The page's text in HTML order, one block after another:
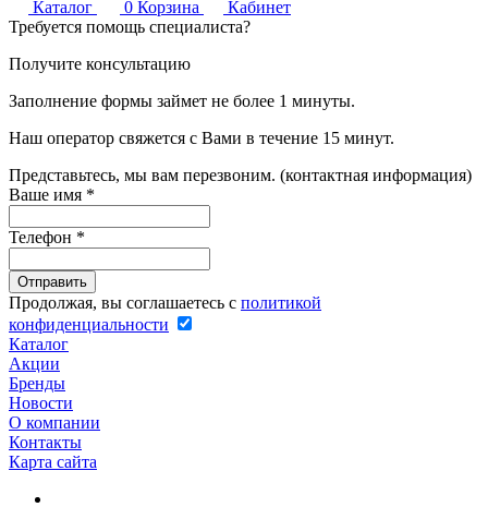
Каталог 0 Корзина
Кабинет
Требуется помощь специалиста?
Получите консультацию
Заполнение формы займет не более 1 минуты.
Наш оператор свяжется с Вами в течение 15 минут.
Представьтесь, мы вам перезвоним. (контактная информация)
Ваше имя *
Телефон *
Продолжая, вы соглашаетесь с политикой
конфиденциальности
Каталог
Акции
Бренды
Новости
О компании
Контакты
Карта сайта